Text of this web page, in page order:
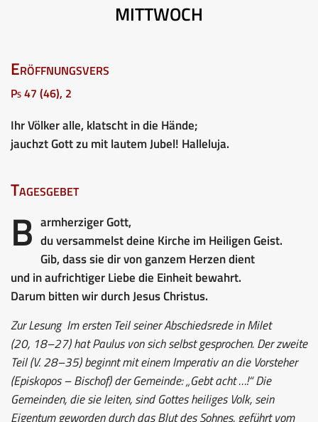
MITTWOCH
Eröffnungsvers
Ps 47 (46), 2
Ihr Völker alle, klatscht in die Hände;
jauchzt Gott zu mit lautem Jubel! Halleluja.
Tagesgebet
B armherziger Gott,
du versammelst deine Kirche im Heiligen Geist.
Gib, dass sie dir von ganzem Herzen dient
und in aufrichtiger Liebe die Einheit bewahrt.
Darum bitten wir durch Jesus Christus.
Zur LesungIm ersten Teil seiner Abschiedsrede in Milet
(20, 18–27) hat Paulus von sich selbst gesprochen. Der zweite
Teil (V. 28–35) beginnt mit einem Imperativ an die Vorsteher
(Episkopos – Bischof) der Gemeinde: „Gebt acht …!“ Die
Gemeinden, die sie leiten, sind Gottes heiliges Volk, sein
Eigentum geworden durch das Blut des Sohnes, geführt vom